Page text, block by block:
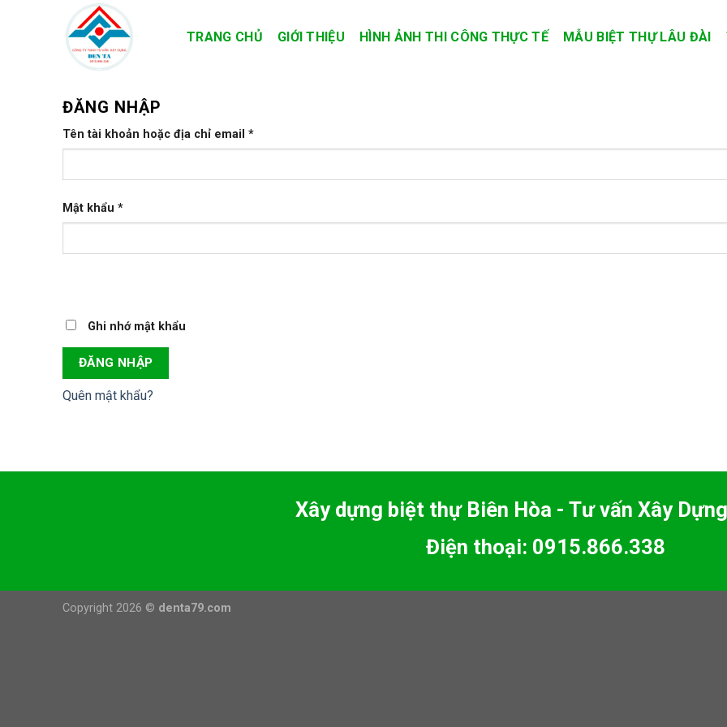
TRANG CHỦ GIỚI THIỆU HÌNH ẢNH THI CÔNG THỰC TẾ MẪU BIỆT THỰ LÂU ĐÀI
ĐĂNG NHẬP
Tên tài khoản hoặc địa chỉ email *
Mật khẩu *
Ghi nhớ mật khẩu
ĐĂNG NHẬP
Quên mật khẩu?
Xây dựng biệt thự Biên Hòa - Tư vấn Xây
Điện thoại: 0915.866.338
Copyright 2026 © denta79.com